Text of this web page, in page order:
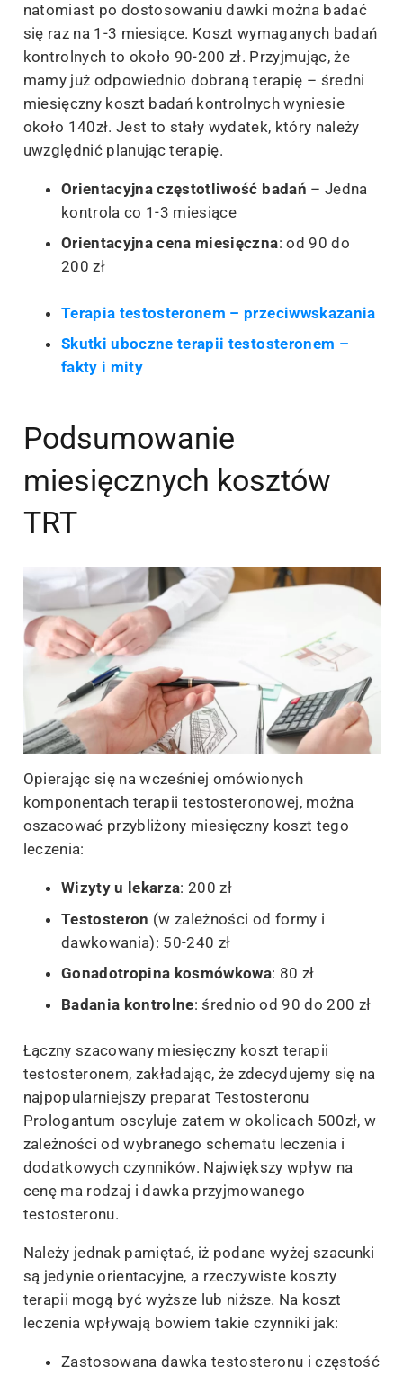
natomiast po dostosowaniu dawki można badać
się raz na 1-3 miesiące. Koszt wymaganych badań
kontrolnych to około 90-200 zł. Przyjmując, że
mamy już odpowiednio dobraną terapię – średni
miesięczny koszt badań kontrolnych wyniesie
około 140zł. Jest to stały wydatek, który należy
uwzględnić planując terapię.
Orientacyjna częstotliwość badań – Jedna
kontrola co 1-3 miesiące
Orientacyjna cena miesięczna: od 90 do
200 zł
Terapia testosteronem – przeciwwskazania
Skutki uboczne terapii testosteronem –
fakty i mity
Podsumowanie
miesięcznych kosztów
TRT
Opierając się na wcześniej omówionych
komponentach terapii testosteronowej, można
oszacować przybliżony miesięczny koszt tego
leczenia:
Wizyty u lekarza: 200 zł
Testosteron (w zależności od formy i
dawkowania): 50-240 zł
Gonadotropina kosmówkowa: 80 zł
Badania kontrolne: średnio od 90 do 200 zł
Łączny szacowany miesięczny koszt terapii
testosteronem, zakładając, że zdecydujemy się na
najpopularniejszy preparat Testosteronu
Prologantum oscyluje zatem w okolicach 500zł, w
zależności od wybranego schematu leczenia i
dodatkowych czynników. Największy wpływ na
cenę ma rodzaj i dawka przyjmowanego
testosteronu.
Należy jednak pamiętać, iż podane wyżej szacunki
są jedynie orientacyjne, a rzeczywiste koszty
terapii mogą być wyższe lub niższe. Na koszt
leczenia wpływają bowiem takie czynniki jak:
Zastosowana dawka testosteronu i częstość